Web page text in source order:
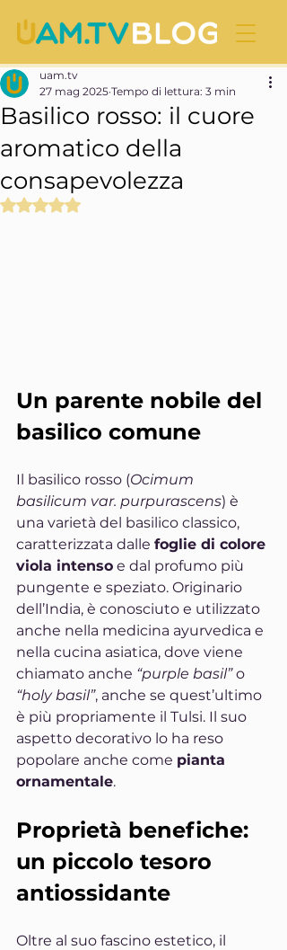
Basilico rosso: il cuore
aromatico della
consapevolezza
uam.tv
27 mag 2025 Tempo di lettura: 3 min
Valutazione NaN stelle su 5.
Un parente nobile del
basilico comune
Il basilico rosso (Ocimum
basilicum var. purpurascens) è
una varietà del basilico classico,
caratterizzata dalle foglie di colore
viola intenso e dal profumo più
pungente e speziato. Originario
dell’India, è conosciuto e utilizzato
anche nella medicina ayurvedica e
nella cucina asiatica, dove viene
chiamato anche “purple basil” o
“holy basil”, anche se quest’ultimo
è più propriamente il Tulsi. Il suo
aspetto decorativo lo ha reso
popolare anche come pianta
ornamentale.
Proprietà benefiche:
un piccolo tesoro
antiossidante
Oltre al suo fascino estetico, il